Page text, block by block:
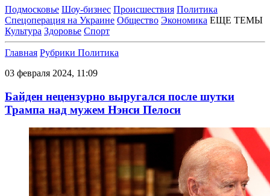
Подмосковье Шоу-бизнес Происшествия Политика
Спецоперация на Украине Общество Экономика ЕЩЕ ТЕМЫ
Культура Здоровье Спорт
Главная Рубрики Политика
03 февраля 2024, 11:09
Байден нецензурно выругался после шутки
Трампа над мужем Нэнси Пелоси